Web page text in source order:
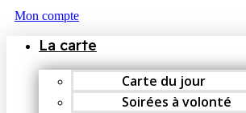
Mon compte
La carte
Carte du jour
Soirées à volonté